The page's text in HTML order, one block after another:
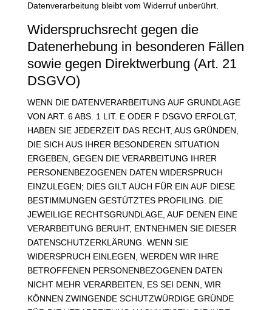
Datenverarbeitung bleibt vom Widerruf unberührt.
Widerspruchsrecht gegen die
Datenerhebung in besonderen Fällen
sowie gegen Direktwerbung (Art. 21
DSGVO)
WENN DIE DATENVERARBEITUNG AUF GRUNDLAGE
VON ART. 6 ABS. 1 LIT. E ODER F DSGVO ERFOLGT,
HABEN SIE JEDERZEIT DAS RECHT, AUS GRÜNDEN,
DIE SICH AUS IHRER BESONDEREN SITUATION
ERGEBEN, GEGEN DIE VERARBEITUNG IHRER
PERSONENBEZOGENEN DATEN WIDERSPRUCH
EINZULEGEN; DIES GILT AUCH FÜR EIN AUF DIESE
BESTIMMUNGEN GESTÜTZTES PROFILING. DIE
JEWEILIGE RECHTSGRUNDLAGE, AUF DENEN EINE
VERARBEITUNG BERUHT, ENTNEHMEN SIE DIESER
DATENSCHUTZERKLÄRUNG. WENN SIE
WIDERSPRUCH EINLEGEN, WERDEN WIR IHRE
BETROFFENEN PERSONENBEZOGENEN DATEN
NICHT MEHR VERARBEITEN, ES SEI DENN, WIR
KÖNNEN ZWINGENDE SCHUTZWÜRDIGE GRÜNDE